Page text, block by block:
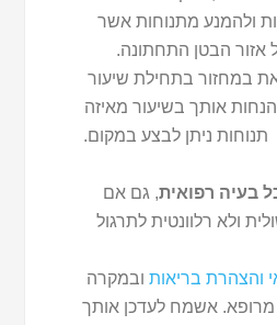
ולהמנע מתנוחות אשר
אזור הבטן התחתונה.
במחזור בתחילת שיעור
אותך בשיעור מאיזה
תנוחות ניתן לבצע במקום.
בעיה רפואית, גם אם
ולא רלוונטית לתרגול
והצהרת בריאות ובמקרה
מרופא. אשמח לעדכן אותך